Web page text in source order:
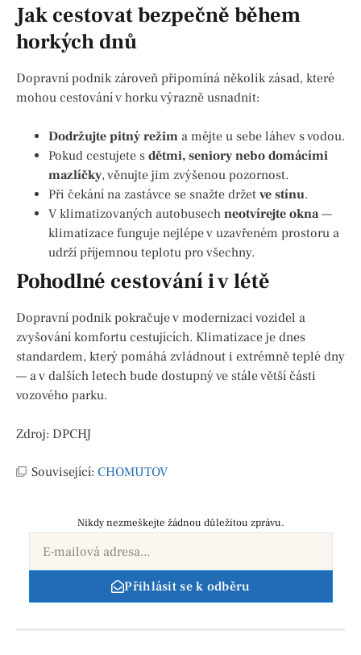
Jak cestovat bezpečně během
horkých dnů
Dopravní podnik zároveň připomíná několik zásad, které
mohou cestování v horku výrazně usnadnit:
Dodržujte pitný režim a mějte u sebe láhev s vodou.
Pokud cestujete s dětmi, seniory nebo domácími
mazlíčky, věnujte jim zvýšenou pozornost.
Při čekání na zastávce se snažte držet ve stínu.
V klimatizovaných autobusech neotvírejte okna—
klimatizace funguje nejlépe v uzavřeném prostoru a
udrží příjemnou teplotu pro všechny.
Pohodlné cestování i v létě
Dopravní podnik pokračuje v modernizaci vozidel a
zvyšování komfortu cestujících. Klimatizace je dnes
standardem, který pomáhá zvládnout i extrémně teplé dny
— a v dalších letech bude dostupný ve stále větší části
vozového parku.
Zdroj: DPCHJ
Související: CHOMUTOV
Nikdy nezmeškejte žádnou důležitou zprávu.
Přihlásit se k odběru